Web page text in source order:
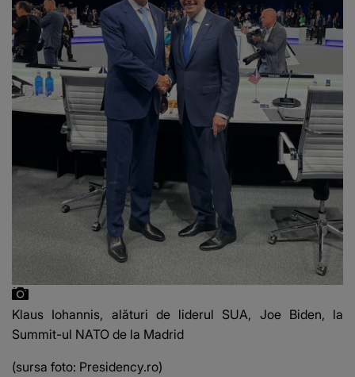
Klaus Iohannis, alături de liderul SUA, Joe Biden, la
Summit-ul NATO de la Madrid
(sursa foto: Presidency.ro)